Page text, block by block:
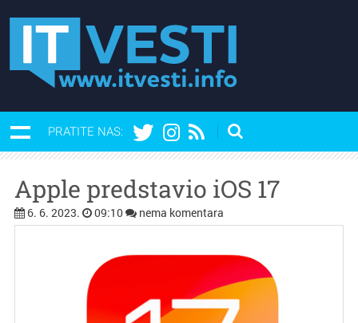
PRATITE NAS:
Apple predstavio iOS 17
6. 6. 2023. 09:10 nema komentara